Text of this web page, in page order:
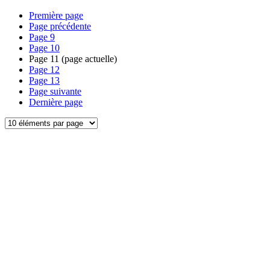
Première page
Page précédente
Page 9
Page 10
Page 11 (page actuelle)
Page 12
Page 13
Page suivante
Dernière page